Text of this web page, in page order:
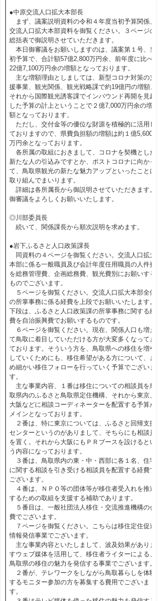
●中原交流人口拡大本部長
まず、議案説明資料の令和４年度当初予算関係、
交流人口拡大本部資料を御覧ください。３ページの
総括表で御説明させていただきます。
本日御審議をお願いしますのは、議案第１号、当
初予算で、合計額57億2,800万円余、前年度に比べ
22億7,100万円余の増額となっております。
主な増額理由としましては、新型コロナ対策の支
援事業、観光関係、観光戦略課で約19億円の増額、
それから国際観光誘客課でインバウンド再開を見越
した予算の計上ということで２億7,000万円余の増
額となっております。
ただし、交付金等の優位な財源を積極的に活用し
ておりますので、県費負担額の増額は約１億5,600
万円余となっております。
各所属の取組におきまして、コロナを契機とした
新たな人の引込みですとか、ポストコロナに向かっ
て、鳥取県観光の新たな魅力アップといったことに
取り組んでまいります。
詳細は各所属長から御説明させていただきます。
御審議をよろしくお願いいたします。
◎川部委員長
続いて、関係課長から順次説明を求めます。
●岩下ふるさと人口政策課長
同資料の４ページを御覧ください。交流人口拡大
本部に係る一般職員及び会計年度任用職員の人件費
を総務管理費、企画総務費、観光費別にお願いする
ものでございます。
５ページを御覧ください。交流人口拡大本部全体
の所掌事務に係る経費を上段でお願いいたします。
下段は、ふるさと人口政策課の所掌事務に関する経
費を自治振興費でお願いするものです。
６ページを御覧ください。現在、関係人口も増え
て鳥取に着目していただける方が大変多くなってき
ております。そういう方を、鳥取県への移住を増や
していくためにも、移住希望がある方について、き
め細かい移住フォローを行っていく予算でございま
す。
主な事業内容、１番は移住についての相談員を鳥
取県内のふるさと鳥取県定住機構、それから東京、
大阪などに相談コーディネーターを配置する予算が
メインとなっております。
２番は、特に東京については、ふるさと回帰支援
センターというのがありまして、そちらにも相談員
を置く。それから大阪にもＰＲブースを設けるとい
う内容になっております。
３番は、鳥取県内の東・中・西部に各１名、住宅
に関する相談を引き受ける相談員を配置する経費で
ございます。
４番は、ＮＰＯ等の団体等が移住者受入れを推進
するための取組を支援する補助であります。
５番目は、一般社団法人移住・交流推進機構の会
費でございます。
７ページを御覧ください。こちらは移住定住促進
情報発信事業でございます。
主な事業内容といたしまして、波及効果がありま
すウェブ媒体を活用して、移住者ライターによる、
鳥取県の移住の魅力を発信する事業でございます。
２番が、テレワークをしながら鳥取暮らしを体験
するモニター参加の方を募集する費用でございま
す。